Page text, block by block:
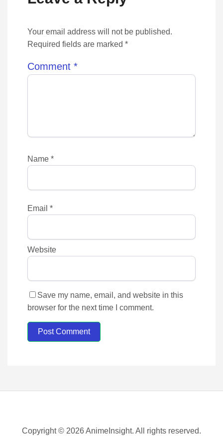
Your email address will not be published.
Required fields are marked *
Comment *
Name *
Email *
Website
Save my name, email, and website in this
browser for the next time I comment.
Post Comment
Copyright © 2026 AnimeInsight. All rights reserved.